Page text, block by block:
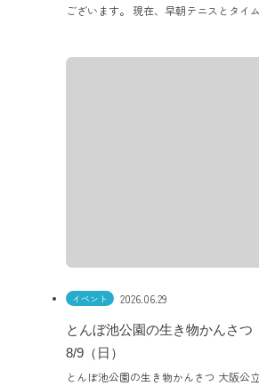
ございます。 現在、早朝テニスとタイム
イベント 2026.06.29
とんぼ池公園の生き物かんさつ
8/9（日）
とんぼ池公園の生き物かんさつ 大阪公